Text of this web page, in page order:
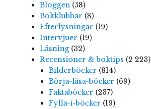
Bloggen (58)
Bokklubbar (8)
Efterlysningar (19)
Intervjuer (19)
Läsning (32)
Recensioner & boktips (2 223)
Bilderböcker (814)
Börja-läsa-böcker (69)
Faktaböcker (237)
Fylla-i-böcker (19)